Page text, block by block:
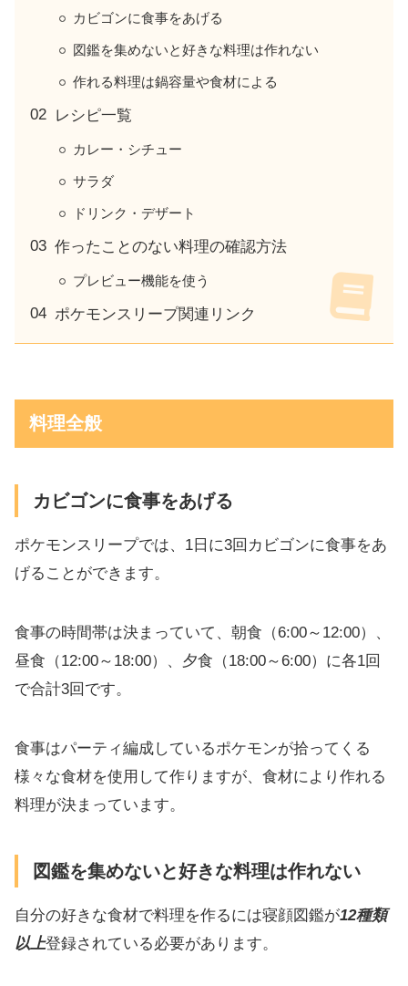
カビゴンに食事をあげる
図鑑を集めないと好きな料理は作れない
作れる料理は鍋容量や食材による
レシピ一覧
カレー・シチュー
サラダ
ドリンク・デザート
作ったことのない料理の確認方法
プレビュー機能を使う
ポケモンスリープ関連リンク
料理全般
カビゴンに食事をあげる
ポケモンスリープでは、1日に3回カビゴンに食事をあ
げることができます。
食事の時間帯は決まっていて、朝食（6:00～12:00）、
昼食（12:00～18:00）、夕食（18:00～6:00）に各1回
で合計3回です。
食事はパーティ編成しているポケモンが拾ってくる
様々な食材を使用して作りますが、食材により作れる
料理が決まっています。
図鑑を集めないと好きな料理は作れない
自分の好きな食材で料理を作るには寝顔図鑑が12種類
以上登録されている必要があります。